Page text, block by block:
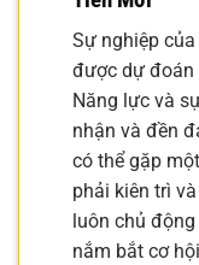
Sự nghiệp
được dự đoán
Năng lực và
nhận và đền
có thể gặp
phải kiên trì
luôn chủ
nắm bắt cơ